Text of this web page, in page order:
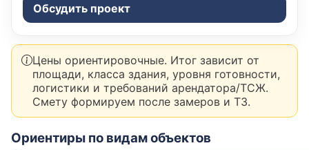
Обсудить проект
Цены ориентировочные. Итог зависит от
площади, класса здания, уровня готовности,
логистики и требований арендатора/ТСЖ.
Смету формируем после замеров и ТЗ.
Ориентиры по видам объектов